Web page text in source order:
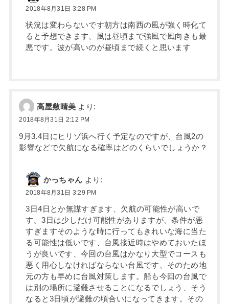
2018年8月31日 3:28 PM
状況は変わらないです朝方は南西の風が強く時化て
ると予想できます、風は昼頃まで強風で風向きも最
悪です。波が高いのが昼頃まで続くと思います
高屋敷晴美 より:
2018年8月31日 2:12 PM
9月3.4日にヒリゾ浜へ行く予定なのですが、台風2の
影響などで欠航になる確率はどのくらいでしょうか？
かっちゃん より:
2018年8月31日 3:29 PM
3日4日とか無謀すぎます、欠航の可能性が高いで
す。3日は少しだけ可能性がありますが、条件が悪
すぎますそのような時に行ってもきれいな海に当た
る可能性は低いです、台風接近時はやめておいたほ
うが良いです、今回の台風はかなり大型でコースも
悪く用心しなければならない台風です、そのため地
元の方も早めに台風対策します。船も今回の台風で
は別の場所に避難させることになるでしょう、そう
なると3日頃が避難の頃合いになってきます。その